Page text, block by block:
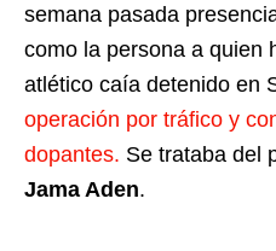
semana pasada
como la persona a quien
atlético caía detenido en
operación por tráfico y
dopantes. Se trataba del
Jama Aden.